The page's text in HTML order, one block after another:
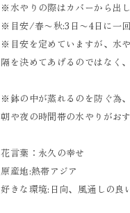
※水やりの際はカバーから出
※目安/春〜秋:3日〜4日に一
※目安を定めていますが、水
隔を決めてあげるのではなく
※鉢の中が蒸れるのを防ぐ為、
朝や夜の時間帯の水やりがおす
花言葉：永久の幸せ
原産地:熱帯アジア
好きな環境:日向、風通しの良